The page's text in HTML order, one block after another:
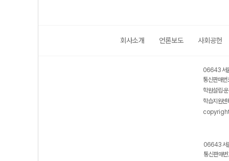
회사소개 언론보도 사회공헌
06643 서
통신판매
학원설립·
학습지원
06643 서
통신판매